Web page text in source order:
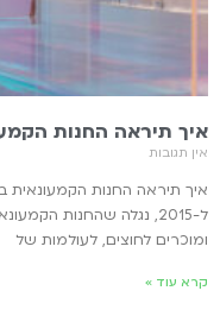
איך תיראה החנות
אין תגובות
איך תיראה החנות
ל-2015, נגלה שהחנות
ומוכרים לחוצים, לעולמות של
קרא עוד »